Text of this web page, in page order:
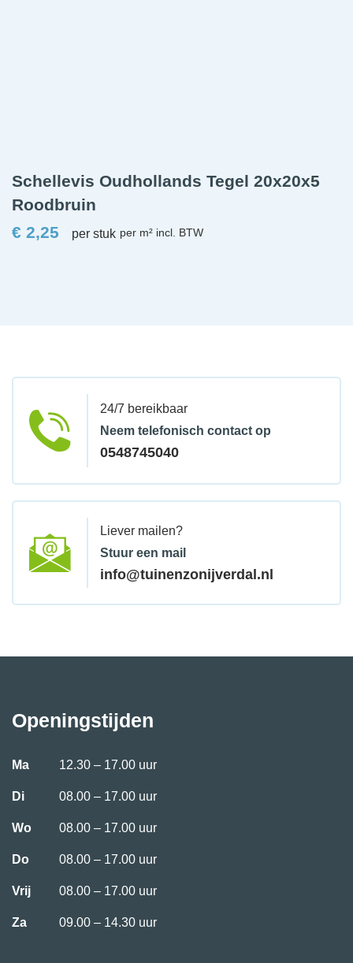
Schellevis Oudhollands Tegel 20x20x5
Roodbruin
€ 2,25 per stuk
24/7 bereikbaar
Neem telefonisch contact op
0548745040
Liever mailen?
Stuur een mail
info@tuinenzonijverdal.nl
Openingstijden
Ma 12.30 – 17.00 uur
Di 08.00 – 17.00 uur
Wo 08.00 – 17.00 uur
Do 08.00 – 17.00 uur
Vrij 08.00 – 17.00 uur
Za 09.00 – 14.30 uur